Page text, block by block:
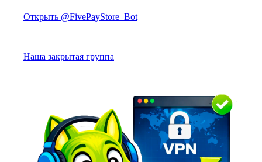
Открыть @FivePayStore_Bot
Наша закрытая группа